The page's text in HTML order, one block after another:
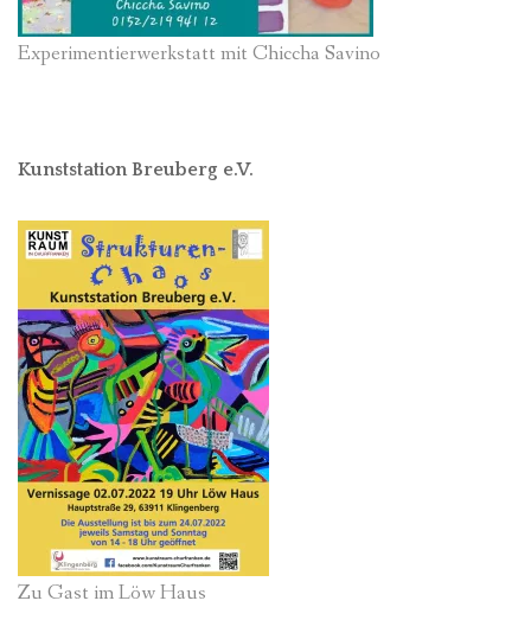
Experimentierwerkstatt mit Chiccha Savino
Kunststation Breuberg e.V.
Zu Gast im Löw Haus